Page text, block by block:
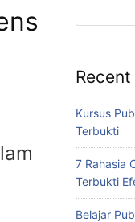
Kursus
Terbukti
7 Rahasia
Terbukti
Belajar